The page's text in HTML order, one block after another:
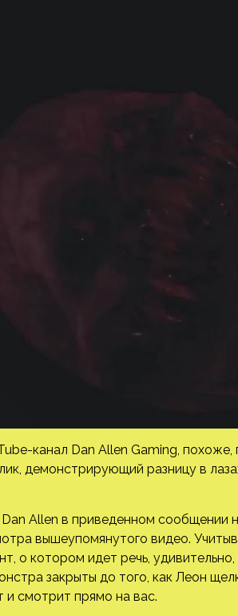
канал Dan Allen Gaming,
демонстрирующий разницу в
Allen в приведенном сообщении
вышеупомянутого видео.
о котором идет речь,
закрыты до того, как Леон
и смотрит прямо на вас.